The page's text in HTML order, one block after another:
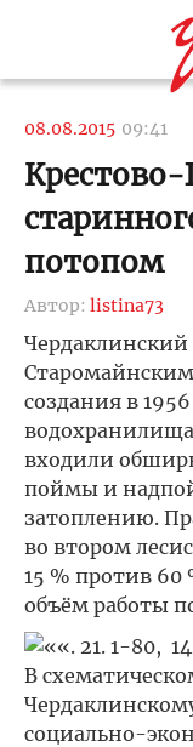
08.08.2015 09:41
потопом
Автор: listina73
Чердаклинский
Старомайнским
создания в
входили
поймы и
затоплению.
во втором
15 % против
объём работы
В
социально-